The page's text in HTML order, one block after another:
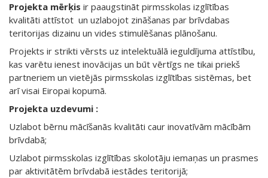
Projekta mērķis ir paaugstināt pirmsskolas izglītības
kvalitāti attīstot un uzlabojot zināšanas par brīvdabas
teritorijas dizainu un vides stimulēšanas plānošanu.
Projekts ir strikti vērsts uz intelektuālā ieguldījuma attīstību,
kas varētu ienest inovācijas un būt vērtīgs ne tikai priekš
partneriem un vietējās pirmsskolas izglītības sistēmas, bet
arī visai Eiropai kopumā.
Projekta uzdevumi :
Uzlabot bērnu mācīšanās kvalitāti caur inovatīvām mācībām
brīvdabā;
Uzlabot pirmsskolas izglītības skolotāju iemaņas un prasmes
par aktivitātēm brīvdabā iestādes teritorijā;